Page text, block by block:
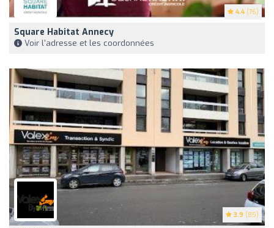
4.4 (76)
Square Habitat Annecy
Voir l'adresse et les coordonnées
3.9 (85)